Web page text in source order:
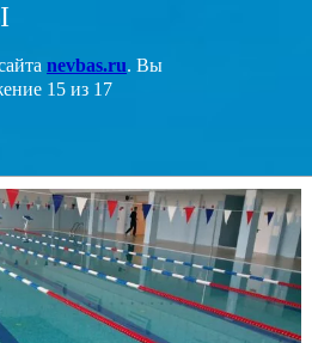
nevbas.ru. Вы
15 из 17